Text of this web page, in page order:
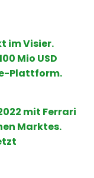
im Visier.
Mio USD
Plattform.
mit Ferrari
Marktes.